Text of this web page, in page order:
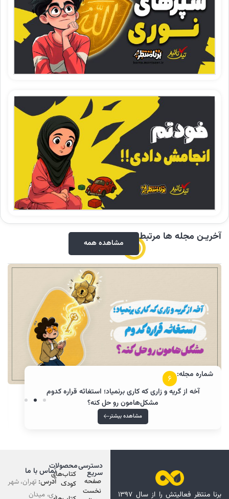
آخریـن مجله ها مرتبط مشاهده همه
شماره مجله: 5
استغاثه به چه مدلی از دعا کردن میگن؟! چرا باید فرق دعا و
استغاثه رو بدونم؟
مشاهده بیشتر
برنا منتظر فعالیتش را از سال ۱۳۹۷
دسترسی
سریع
صفحه
نخست
محصولات
کتاب‌های
کودک
تماس با ما
آدرس: تهران، شهر
ری، میدان